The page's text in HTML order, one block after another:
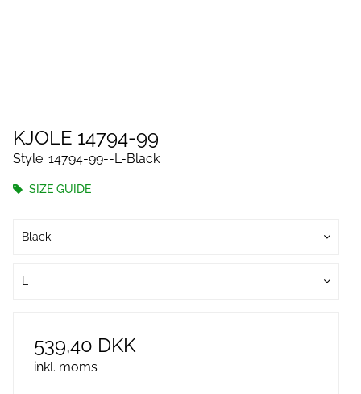
KJOLE 14794-99
Style: 14794-99--L-Black
SIZE GUIDE
Black
539,40 DKK
inkl. moms